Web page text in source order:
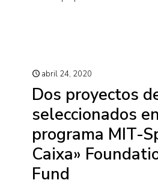
abril 24, 2020
Dos proyectos
seleccionados
programa MIT-
Caixa»
Fund